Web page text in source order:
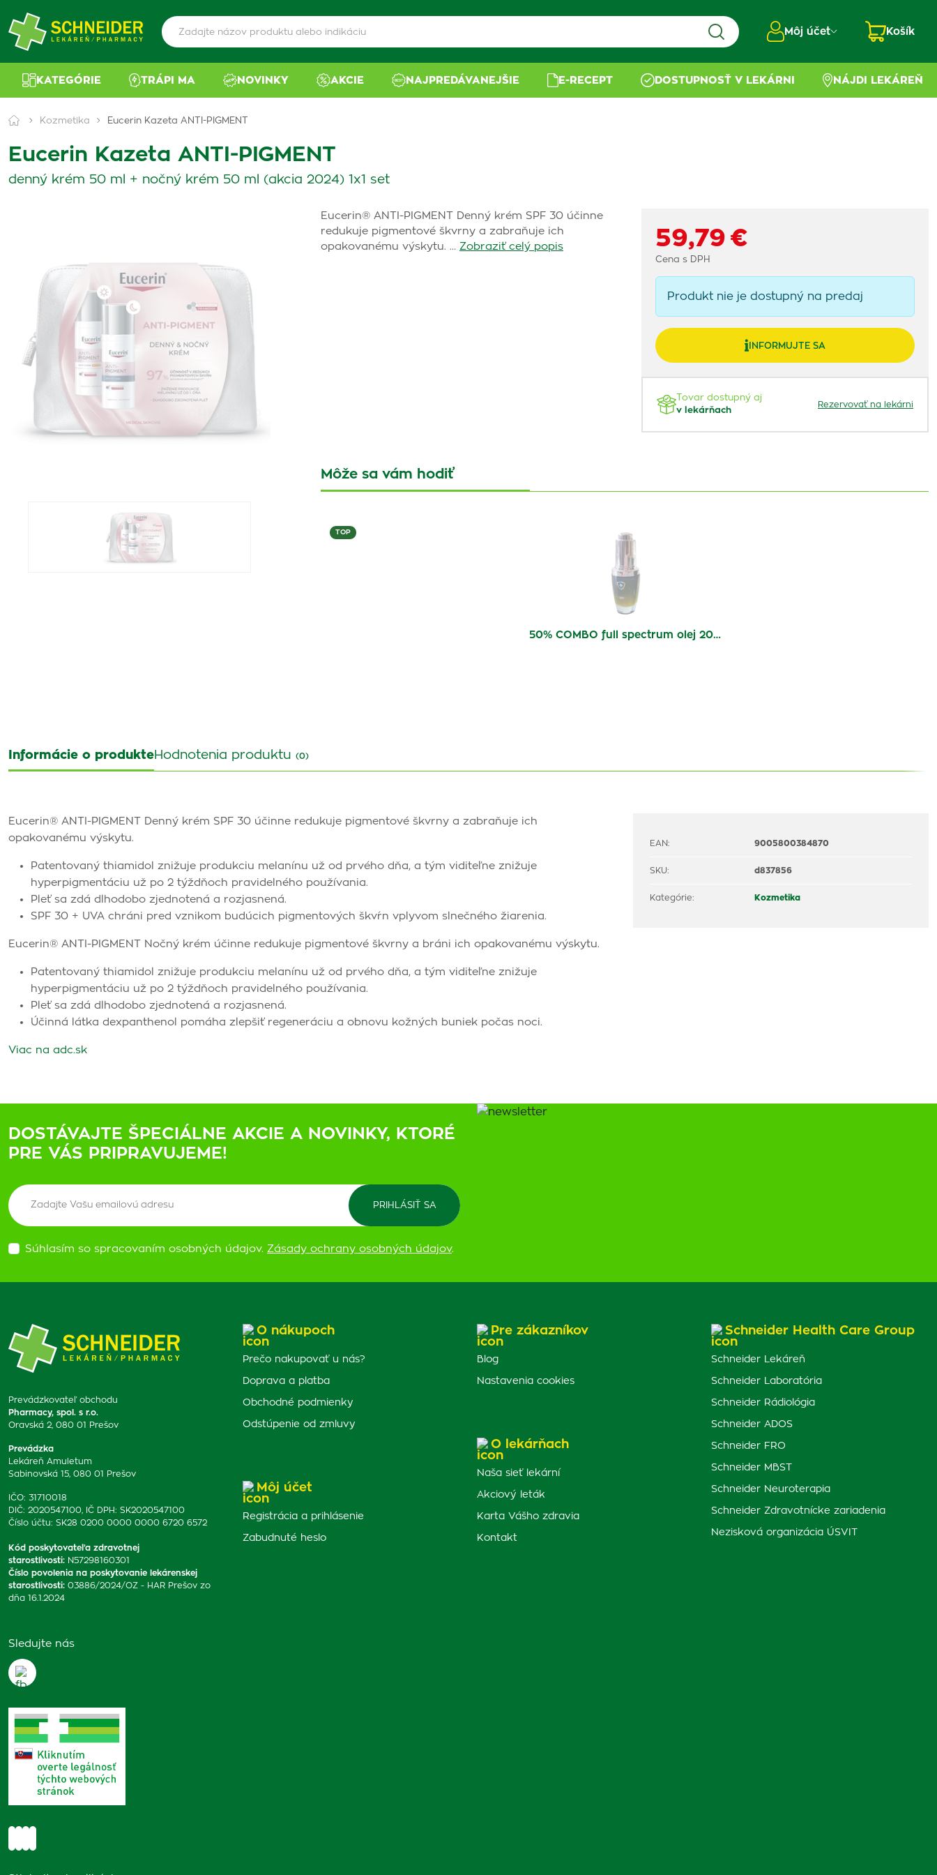
Môj účet Košík
KATEGÓRIE TRÁPI MA NOVINKY AKCIE NAJPREDÁVANEJŠIE E-RECEPT DOSTUPNOSŤ V LEKÁRNI NÁJDI LEKÁREŇ
Kozmetika Eucerin Kazeta ANTI-PIGMENT
Eucerin Kazeta ANTI-PIGMENT
denný krém 50 ml + nočný krém 50 ml (akcia 2024) 1x1 set
Eucerin® ANTI-PIGMENT Denný krém SPF 30 účinne
redukuje pigmentové škvrny a zabraňuje ich
opakovanému výskytu. … Zobraziť celý popis 59,79 €
Cena s DPH
Produkt nie je dostupný na predaj
INFORMUJTE SA
Tovar dostupný aj
v lekárňach
Rezervovať na lekárni
Môže sa vám hodiť
TOP
50% COMBO full spectrum olej 20…
Informácie o produkteHodnotenia produktu (0)
Eucerin® ANTI-PIGMENT Denný krém SPF 30 účinne redukuje pigmentové škvrny a zabraňuje ich
opakovanému výskytu.
Patentovaný thiamidol znižuje produkciu melanínu už od prvého dňa, a tým viditeľne znižuje
hyperpigmentáciu už po 2 týždňoch pravidelného používania.
Pleť sa zdá dlhodobo zjednotená a rozjasnená.
SPF 30 + UVA chráni pred vznikom budúcich pigmentových škvŕn vplyvom slnečného žiarenia.
Eucerin® ANTI-PIGMENT Nočný krém účinne redukuje pigmentové škvrny a bráni ich opakovanému výskytu.
Patentovaný thiamidol znižuje produkciu melanínu už od prvého dňa, a tým viditeľne znižuje
hyperpigmentáciu už po 2 týždňoch pravidelného používania.
Pleť sa zdá dlhodobo zjednotená a rozjasnená.
Účinná látka dexpanthenol pomáha zlepšiť regeneráciu a obnovu kožných buniek počas noci.
Viac na adc.sk
EAN: 9005800384870
SKU: d837856
Kategórie: Kozmetika
DOSTÁVAJTE ŠPECIÁLNE AKCIE A NOVINKY, KTORÉ
PRE VÁS PRIPRAVUJEME!
Súhlasím so spracovaním osobných údajov. Zásady ochrany osobných údajov.
Prevádzkovateľ obchodu
Pharmacy, spol. s r.o.
Oravská 2, 080 01 Prešov
Prevádzka
Lekáreň Amuletum
Sabinovská 15, 080 01 Prešov
IČO: 31710018
DIČ: 2020547100, IČ DPH: SK2020547100
Číslo účtu: SK28 0200 0000 0000 6720 6572
Kód poskytovateľa zdravotnej
starostlivosti: N57298160301
Číslo povolenia na poskytovanie lekárenskej
starostlivosti: 03886/2024/OZ - HAR Prešov zo
dňa 16.1.2024
Sledujte nás
O nákupoch
Prečo nakupovať u nás?
Doprava a platba
Obchodné podmienky
Odstúpenie od zmluvy
Môj účet
Registrácia a prihlásenie
Zabudnuté heslo
Pre zákazníkov
Blog
Nastavenia cookies
O lekárňach
Naša sieť lekární
Akciový leták
Karta Vášho zdravia
Kontakt
Schneider Health Care Group
Schneider Lekáreň
Schneider Laboratória
Schneider Rádiológia
Schneider ADOS
Schneider FRO
Schneider MBST
Schneider Neuroterapia
Schneider Zdravotnícke zariadenia
Nezisková organizácia ÚSVIT